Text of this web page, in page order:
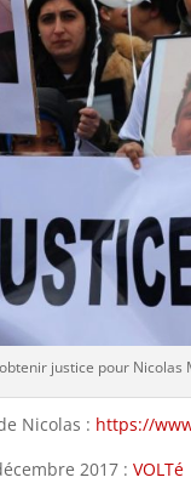
justice pour Nicolas
Nicolas : https://
2017 :VOLTé